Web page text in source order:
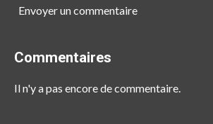
Envoyer un commentaire
Commentaires
Il n'y a pas encore de commentaire.